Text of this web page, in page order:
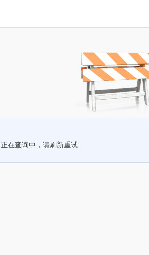
正在查询中，请刷新重试